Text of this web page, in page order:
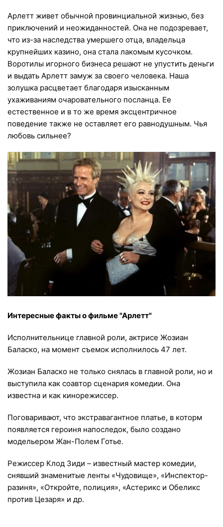
Арлетт живет обычной провинциальной жизнью, без
приключений и неожиданностей. Она не подозревает,
что из-за наследства умершего отца, владельца
крупнейших казино, она стала лакомым кусочком.
Воротилы игорного бизнеса решают не упустить деньги
и выдать Арлетт замуж за своего человека. Наша
золушка расцветает благодаря изысканным
ухаживаниям очаровательного посланца. Ее
естественное и в то же время эксцентричное
поведение также не оставляет его равнодушным. Чья
любовь сильнее?
Интересные факты о фильме "Арлетт"
Исполнительнице главной роли, актрисе Жозиан
Баласко, на момент съемок исполнилось 47 лет.
Жозиан Баласко не только снялась в главной роли, но и
выступила как соавтор сценария комедии. Она
известна и как кинорежиссер.
Поговаривают, что экстравагантное платье, в которм
появляется героиня напоследок, было создано
модельером Жан-Полем Готье.
Режиссер Клод Зиди – известный мастер комедии,
снявший знаменитые ленты «Чудовище», «Инспектор-
разиня», «Откройте, полиция», «Астерикс и Обеликс
против Цезаря» и др.